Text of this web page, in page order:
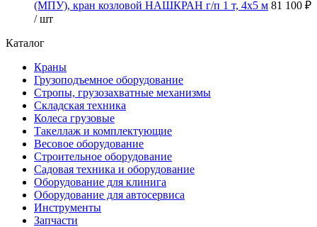
(МПУ), кран козловой НАШКРАН г/п 1 т, 4х5 м 81 100 ₽
/ шт
Каталог
Краны
Грузоподъемное оборудование
Стропы, грузозахватные механизмы
Складская техника
Колеса грузовые
Такеллаж и комплектующие
Весовое оборудование
Строительное оборудование
Садовая техника и оборудование
Оборудование для клинига
Оборудование для автосервиса
Инструменты
Запчасти